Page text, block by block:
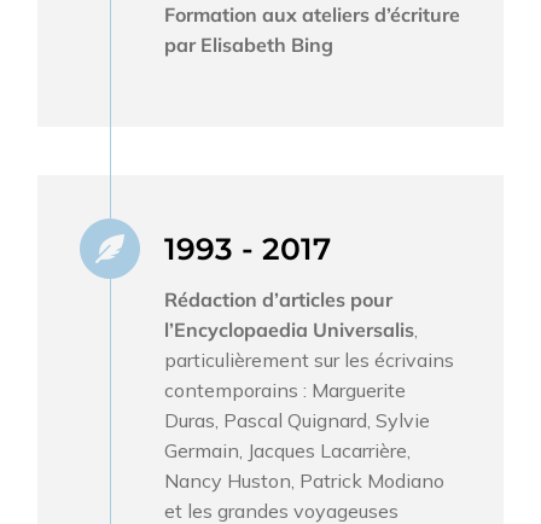
Formation aux ateliers d’écriture
par Elisabeth Bing
1993 - 2017
Rédaction d’articles pour
l’Encyclopaedia Universalis
particulièrement sur les écrivains
contemporains : Marguerite
Duras, Pascal Quignard, Sylvie
Germain, Jacques Lacarrière,
Nancy Huston, Patrick Modiano
et les grandes voyageuses